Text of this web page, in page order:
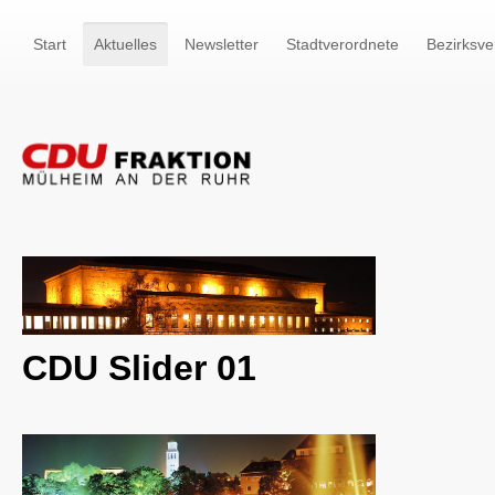
Start Aktuelles Newsletter Stadtverordnete
CDU Slider 01